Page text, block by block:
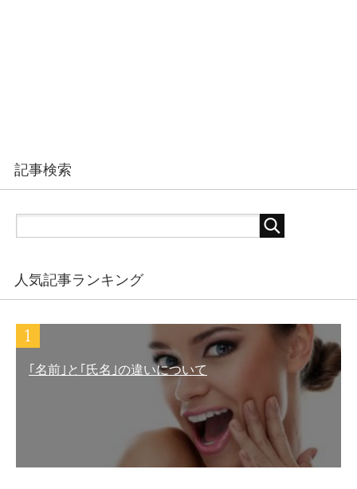
記事検索
人気記事ランキング
｢名前｣と｢氏名｣の違いについて